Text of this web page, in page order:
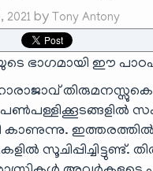
2021 by Tony Antony
ഭാഗമായി ഈ
ഇത്തരത്തിൽ